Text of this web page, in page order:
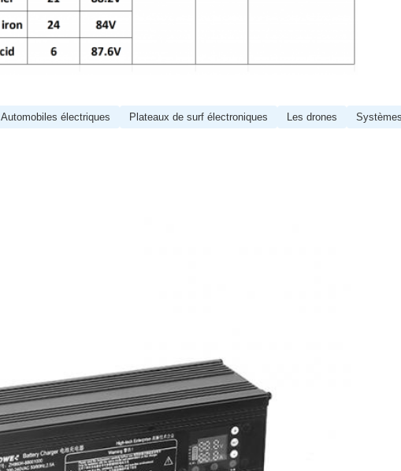
Automobiles électriques Plateaux de surf électroniques Les drones